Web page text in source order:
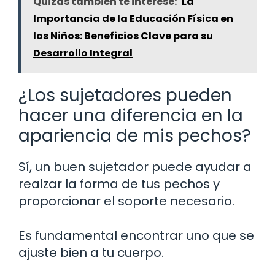
Importancia de la Educación Física en
los Niños: Beneficios Clave para su
Desarrollo Integral
¿Los sujetadores pueden
hacer una diferencia en la
apariencia de mis pechos?
Sí, un buen sujetador puede ayudar a
realzar la forma de tus pechos y
proporcionar el soporte necesario.
Es fundamental encontrar uno que se
ajuste bien a tu cuerpo.